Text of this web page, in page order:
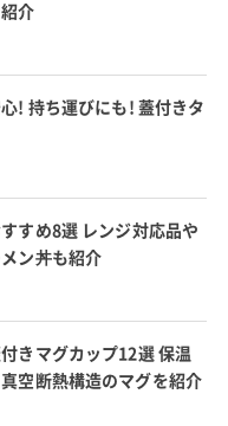
介
! 持ち運びにも! 蓋付きタ
すめ8選 レンジ対応品や
ン丼も紹介
付きマグカップ12選 保温
空断熱構造のマグを紹介